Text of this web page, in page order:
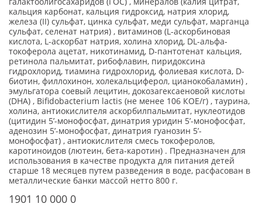
кальция карбонат, кальция гидроксид, натрия хлорид,
железа (II) сульфат, цинка сульфат, меди сульфат, марганца
сульфат, селенат натрия) , витаминов (L-аскорбиновая
кислота, L-аскорбат натрия, холина хлорид, DL-альфа-
токоферола ацетат, никотинамид, D-пантотенат кальция,
ретинола пальмитат, рибофлавин, пиридоксина
гидрохлорид, тиамина гидрохлорид, фолиевая кислота, D-
биотин, филлохинон, холекальциферол, цианокобаламин) ,
эмульгатора соевый лецитин, докозагексаеновой кислоты
(DHA) , Bifidobacterium lactis (не менее 106 КОЕ/г) , таурина,
холина, антиокислителя аскорбилпальмитат, нуклеотидов
(цитидин 5’-монофосфат, динатрия уридин 5’-монофосфат,
аденозин 5’-монофосфат, динатрия гуанозин 5’-
монофосфат) , антиокислителя смесь токоферолов,
каротиноидов (лютеин, бета-каротин) . Предназначен для
использования в качестве продукта для питания детей
старше 18 месяцев путем разведения в воде, расфасован в
металлические банки массой нетто 800 г.
1901 10 000 0